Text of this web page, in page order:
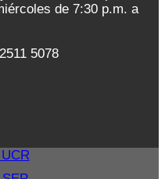
de 7:30 p.m. a
5078